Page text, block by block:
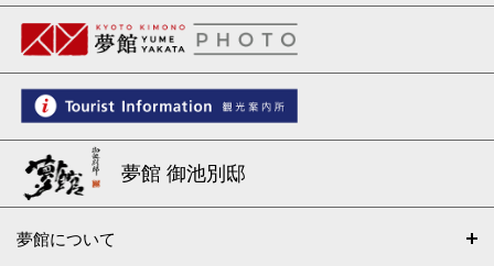
夢館 御池別邸
夢館について